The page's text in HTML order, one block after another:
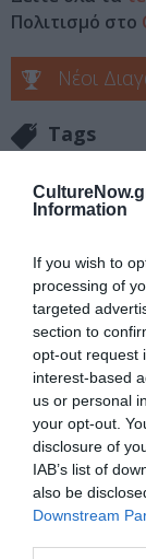
Information
If you wish to
processing of
targeted
section to
opt-out request
interest-based
us or personal
your opt-out.
disclosure of
IAB’s list of
also be
Downstream
Πολιτισμό στο
Νέοι
Tags
Κάθε
την Τέχνη